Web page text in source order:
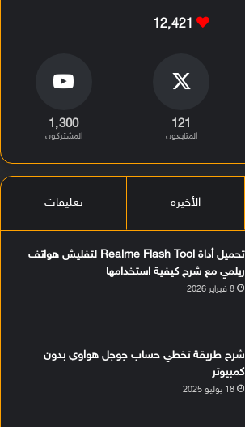
12٬421
121
المتابعون
1٬300
المشتركون
الأخيرة تعليقات
تحميل أداة Realme Flash Tool لتفليش هواتف
ريلمي مع شرح كيفية استخدامها
8 فبراير 2026
شرح طريقة تخطي حساب جوجل هواوي بدون
كمبيوتر
18 يوليو 2025